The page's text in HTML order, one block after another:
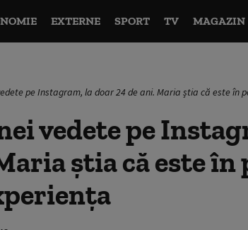
EXTERNE SPORT TV MAGAZIN
pe Instagram, la doar 24 de ani. Maria știa că este în
vedete pe
știa că este în